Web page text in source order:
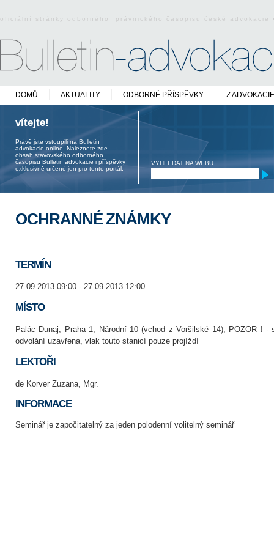
oficiální stránky odborného právnického časopisu české
DOMŮ AKTUALITY ODBORNÉ PŘÍSPĚVKY Z ADVOKACIE
vítejte!
Právě jste vstoupili na Bulletin
advokacie online. Naleznete zde
obsah stavovského odborného
časopisu Bulletin advokacie i příspěvky
exklusivně určené jen pro tento portál.
VYHLEDAT NA WEBU
OCHRANNÉ ZNÁMKY
TERMÍN
27.09.2013 09:00 - 27.09.2013 12:00
MÍSTO
Palác Dunaj, Praha 1, Národní 10 (vchod z Voršilské 14), POZOR ! -
odvolání uzavřena, vlak touto stanicí pouze projíždí
LEKTOŘI
de Korver Zuzana, Mgr.
INFORMACE
Seminář je započitatelný za jeden polodenní volitelný seminář